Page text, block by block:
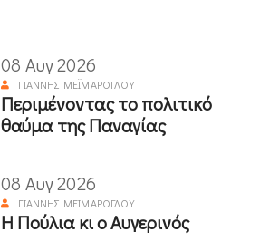
08 Αυγ 2026
ΓΙΆΝΝΗΣ ΜΕΪΜΆΡΟΓΛΟΥ
Περιμένοντας το πολιτικό
θαύμα της Παναγίας
08 Αυγ 2026
ΓΙΆΝΝΗΣ ΜΕΪΜΆΡΟΓΛΟΥ
Η Πούλια κι ο Αυγερινός